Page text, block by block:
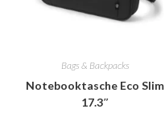
Bags & Backpacks
Notebooktasche Eco Slim
17.3″